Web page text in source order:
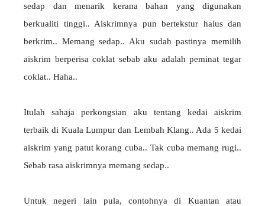
sedap dan menarik kerana bahan yang digunakan
berkualiti tinggi.. Aiskrimnya pun bertekstur halus dan
berkrim.. Memang sedap.. Aku sudah pastinya memilih
aiskrim berperisa coklat sebab aku adalah peminat tegar
coklat.. Haha..
Itulah sahaja perkongsian aku tentang kedai aiskrim
terbaik di Kuala Lumpur dan Lembah Klang.. Ada 5 kedai
aiskrim yang patut korang cuba.. Tak cuba memang rugi..
Sebab rasa aiskrimnya memang sedap..
Untuk negeri lain pula, contohnya di Kuantan atau